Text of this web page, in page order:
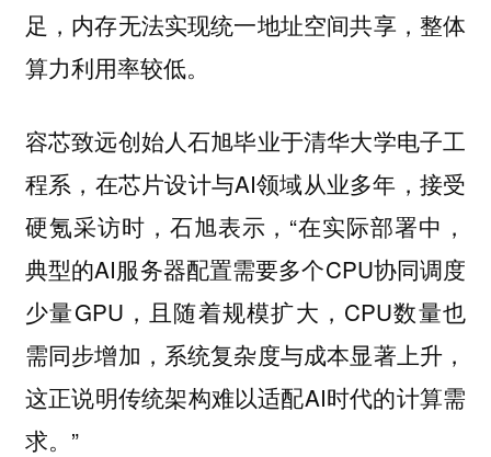
足，内存无法实现统一地址空间共享，整体
算力利用率较低。
容芯致远创始人石旭毕业于清华大学电子工
程系，在芯片设计与AI领域从业多年，接受
硬氪采访时，石旭表示，“在实际部署中，
典型的AI服务器配置需要多个CPU协同调度
少量GPU，且随着规模扩大，CPU数量也
需同步增加，系统复杂度与成本显著上升，
这正说明传统架构难以适配AI时代的计算需
求。”